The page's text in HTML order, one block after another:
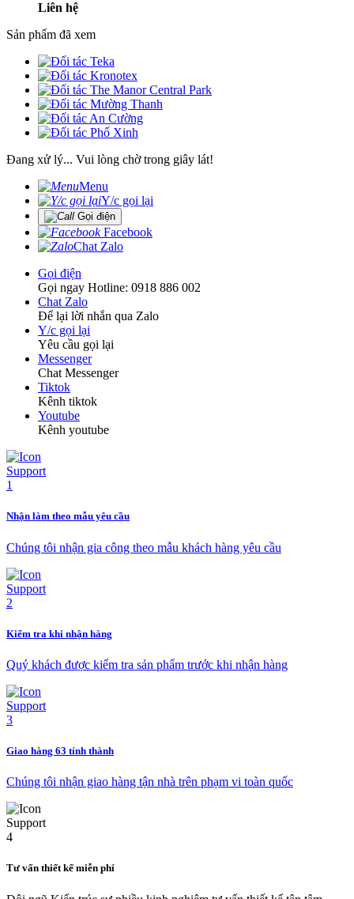
Liên hệ
Sản phẩm đã xem
Đang xử lý... Vui lòng chờ trong giây lát!
Menu
Y/c gọi lại
Gọi điện
Facebook
Chat Zalo
Gọi điện
Gọi ngay Hotline: 0918 886 002
Chat Zalo
Để lại lời nhắn qua Zalo
Y/c gọi lại
Yêu cầu gọi lại
Messenger
Chat Messenger
Tiktok
Kênh tiktok
Youtube
Kênh youtube
Nhận làm theo mẫu yêu cầu
Chúng tôi nhận gia công theo mẫu khách hàng yêu cầu
Kiểm tra khi nhận hàng
Quý khách được kiểm tra sản phẩm trước khi nhận hàng
Giao hàng 63 tỉnh thành
Chúng tôi nhận giao hàng tận nhà trên phạm vi toàn quốc
Tư vấn thiết kế miễn phí